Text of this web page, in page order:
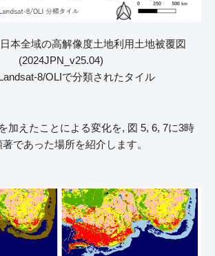
本全域の高解像度土地利用土地被覆図
(2024JPN_v25.04)
8/OLIで分類されたタイル
加えたことによる変化を, 図 5, 6, 7に3時
であった場所を紹介します。